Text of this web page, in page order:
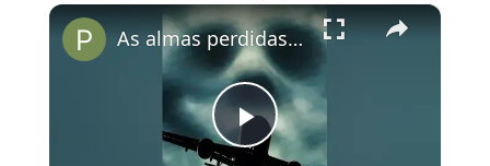
×
Play
As almas perdidas do Voo 401